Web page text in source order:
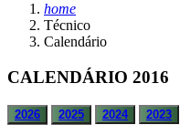
home
Técnico
Calendário
CALENDÁRIO 2016
2026 2025 2024 2023